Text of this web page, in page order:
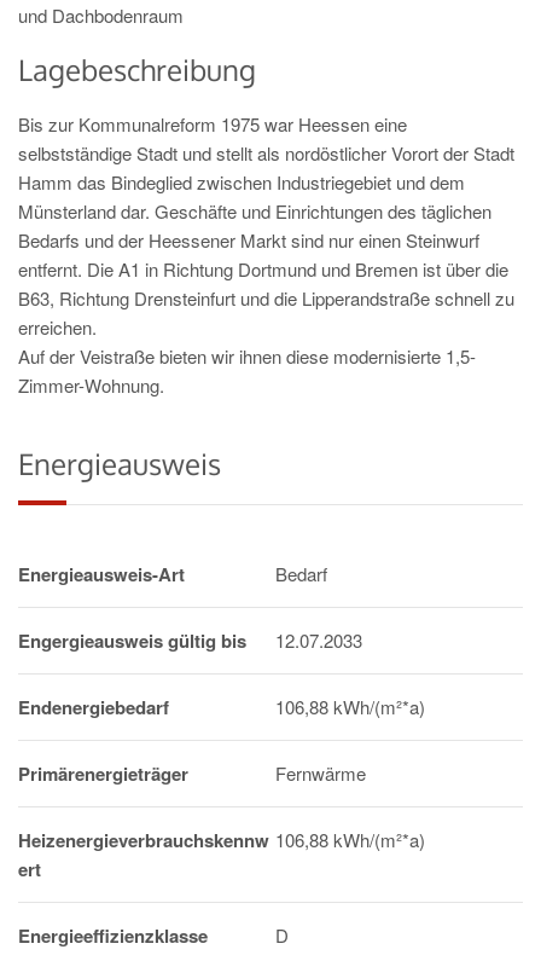
und Dachbodenraum
Lagebeschreibung
Bis zur Kommunalreform 1975 war Heessen eine
selbstständige Stadt und stellt als nordöstlicher Vorort der Stadt
Hamm das Bindeglied zwischen Industriegebiet und dem
Münsterland dar. Geschäfte und Einrichtungen des täglichen
Bedarfs und der Heessener Markt sind nur einen Steinwurf
entfernt. Die A1 in Richtung Dortmund und Bremen ist über die
B63, Richtung Drensteinfurt und die Lipperandstraße schnell zu
erreichen.
Auf der Veistraße bieten wir ihnen diese modernisierte 1,5-
Zimmer-Wohnung.
Energieausweis
Energieausweis-Art Bedarf
Engergieausweis gültig bis 12.07.2033
Endenergiebedarf 106,88 kWh/(m²*a)
Primärenergieträger Fernwärme
Heizenergieverbrauchskennw
ert
106,88 kWh/(m²*a)
Energieeffizienzklasse D